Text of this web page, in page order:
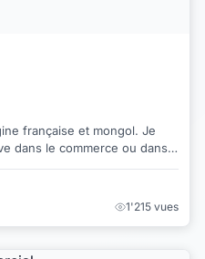
française et mongol. Je
dans le commerce ou dans
1'215 vues